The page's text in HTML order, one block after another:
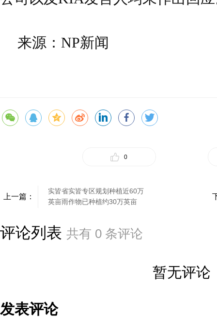
来源：NP新闻
0
上一篇：
实皆省实皆专区规划种植近60万
英亩雨作物已种植约30万英亩
评论列表 共有 0 条评论
暂无评论
发表评论